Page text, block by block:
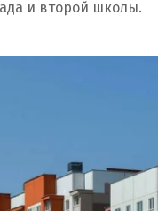
и второй школы.